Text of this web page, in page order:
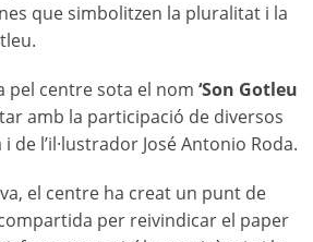
que simbolitzen la pluralitat i la
pel centre sota el nom ‘Son Gotleu
amb la participació de diversos
de l’il·lustrador José Antonio Roda.
el centre ha creat un punt de
per reivindicar el paper